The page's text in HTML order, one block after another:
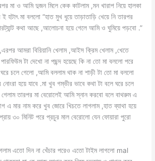
মা ও আমি দুজন মিলে কেক কাটলাম ,মন খারাপ নিয়ে হালকা
হটাৎ মা বললো “হাত মুখ ধুয়ে তাড়াতাড়ি খেয়ে নি তারপর
কথা আছে ,আলোচনা হয়ে গেলে আমি ও ঘুমিয়ে পড়বো .”
আমরা বিরিয়ানি খেলাম ,আইস ক্রিম খেলাম ,খেতে
টা দেখো না পছন্দ হয়েছে কি না তো মা বললো পরে
চলে গেলো ,আমি বললাম থাক না শাড়ী টা তো মা বললো
হয়ে যাবে .মা খুব গম্ভীর ভাবে কথা টা বলে ঘরে চলে
তারপর মা বেরোলেই আমি স্নান করবো বলে বাথরুম এ
এ মার নাম করে খুব জোরে খিচতে লাগলাম ,হাত ব্যাথা হয়ে
৩০ মিনিট পরে প্রচুর মাল বেরোলো যেন ফোয়ারা পুরো
এতো দিন না খেঁচার পরেও এতো টাইম লাগলো mal